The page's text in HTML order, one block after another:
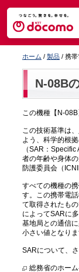
ホーム / 製品 / 携
N-08B
この機種【N-
この技術基準は
よう、科学的根
（SAR：
者の年齢や身体
防護委員会（
すべての機種の
す。この携帯電
て取得されたも
によってSARに
基地局との通信
小さい値となりま
SARについて、
総務省のホー